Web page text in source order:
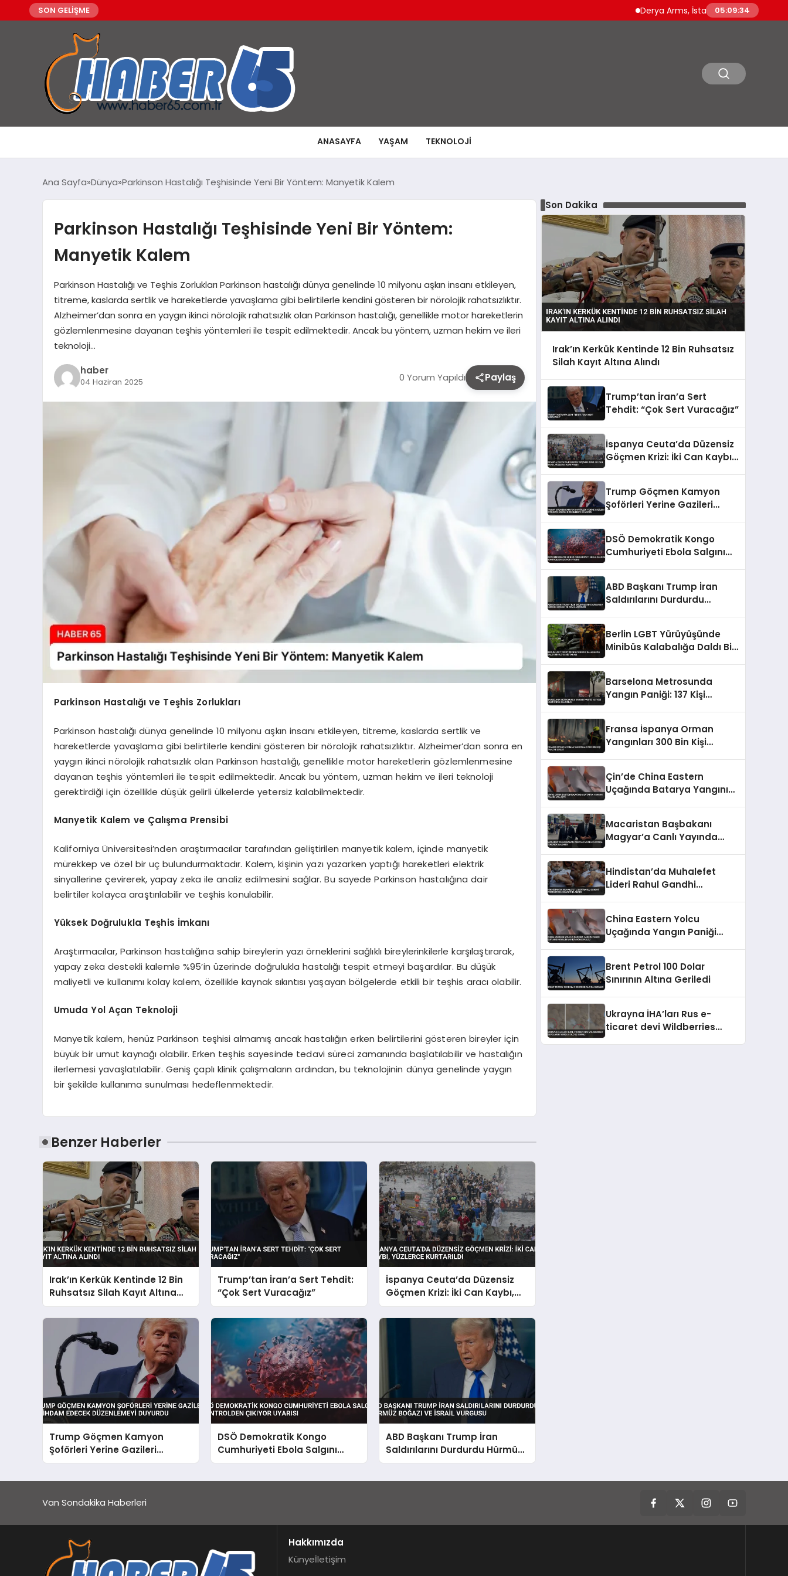
SON GELİŞME Derya Arms, İstanbul Prohunt 2026’da
05:09:35
ANASAYFA YAŞAM TEKNOLOJI
Ana Sayfa Dünya Parkinson Hastalığı Teşhisinde Yeni Bir Yöntem: Manyetik Kalem
Parkinson Hastalığı Teşhisinde Yeni Bir Yöntem:
Manyetik Kalem
Parkinson Hastalığı ve Teşhis Zorlukları Parkinson hastalığı dünya genelinde 10 milyonu aşkın insanı etkileyen,
titreme, kaslarda sertlik ve hareketlerde yavaşlama gibi belirtilerle kendini gösteren bir nörolojik rahatsızlıktır.
Alzheimer’dan sonra en yaygın ikinci nörolojik rahatsızlık olan Parkinson hastalığı, genellikle motor hareketlerin
gözlemlenmesine dayanan teşhis yöntemleri ile tespit edilmektedir. Ancak bu yöntem, uzman hekim ve ileri
teknoloji…
haber
04 Haziran 2025 0 Yorum Yapıldı Paylaş
Parkinson Hastalığı ve Teşhis Zorlukları
Parkinson hastalığı dünya genelinde 10 milyonu aşkın insanı etkileyen, titreme, kaslarda sertlik ve
hareketlerde yavaşlama gibi belirtilerle kendini gösteren bir nörolojik rahatsızlıktır. Alzheimer’dan sonra en
yaygın ikinci nörolojik rahatsızlık olan Parkinson hastalığı, genellikle motor hareketlerin gözlemlenmesine
dayanan teşhis yöntemleri ile tespit edilmektedir. Ancak bu yöntem, uzman hekim ve ileri teknoloji
gerektirdiği için özellikle düşük gelirli ülkelerde yetersiz kalabilmektedir.
Manyetik Kalem ve Çalışma Prensibi
Kaliforniya Üniversitesi’nden araştırmacılar tarafından geliştirilen manyetik kalem, içinde manyetik
mürekkep ve özel bir uç bulundurmaktadır. Kalem, kişinin yazı yazarken yaptığı hareketleri elektrik
sinyallerine çevirerek, yapay zeka ile analiz edilmesini sağlar. Bu sayede Parkinson hastalığına dair
belirtiler kolayca araştırılabilir ve teşhis konulabilir.
Yüksek Doğrulukla Teşhis İmkanı
Araştırmacılar, Parkinson hastalığına sahip bireylerin yazı örneklerini sağlıklı bireylerinkilerle karşılaştırarak,
yapay zeka destekli kalemle %95’in üzerinde doğrulukla hastalığı tespit etmeyi başardılar. Bu düşük
maliyetli ve kullanımı kolay kalem, özellikle kaynak sıkıntısı yaşayan bölgelerde etkili bir teşhis aracı olabilir.
Umuda Yol Açan Teknoloji
Manyetik kalem, henüz Parkinson teşhisi almamış ancak hastalığın erken belirtilerini gösteren bireyler için
büyük bir umut kaynağı olabilir. Erken teşhis sayesinde tedavi süreci zamanında başlatılabilir ve hastalığın
ilerlemesi yavaşlatılabilir. Geniş çaplı klinik çalışmaların ardından, bu teknolojinin dünya genelinde yaygın
bir şekilde kullanıma sunulması hedeflenmektedir.
Benzer Haberler
Irak’ın Kerkük Kentinde 12 Bin
Ruhsatsız Silah Kayıt Altına
Alındı
Trump’tan İran’a Sert Tehdit:
“Çok Sert Vuracağız”
İspanya Ceuta’da Düzensiz
Göçmen Krizi: İki Can Kaybı,
Yüzlerce Kurtarıldı
Trump Göçmen Kamyon
Şoförleri Yerine Gazileri
İstihdam Edecek Düzenlemeyi
DSÖ Demokratik Kongo
Cumhuriyeti Ebola Salgını
Kontrolden Çıkıyor Uyarısı
ABD Başkanı Trump İran
Saldırılarını Durdurdu Hürmüz
Boğazı ve İsrail Vurgusu
Son Dakika
Irak’ın Kerkük Kentinde 12 Bin Ruhsatsız
Silah Kayıt Altına Alındı
Trump’tan İran’a Sert
Tehdit: “Çok Sert Vuracağız”
İspanya Ceuta’da Düzensiz
Göçmen Krizi: İki Can Kaybı,
Trump Göçmen Kamyon
Şoförleri Yerine Gazileri
DSÖ Demokratik Kongo
Cumhuriyeti Ebola Salgını
ABD Başkanı Trump İran
Saldırılarını Durdurdu
Berlin LGBT Yürüyüşünde
Minibüs Kalabalığa Daldı Bir
Barselona Metrosunda
Yangın Paniği: 137 Kişi
Fransa İspanya Orman
Yangınları 300 Bin Kişi
Çin’de China Eastern
Uçağında Batarya Yangını
Macaristan Başbakanı
Magyar’a Canlı Yayında
Hindistan’da Muhalefet
Lideri Rahul Gandhi
China Eastern Yolcu
Uçağında Yangın Paniği
Brent Petrol 100 Dolar
Sınırının Altına Geriledi
Ukrayna İHA’ları Rus e-
ticaret devi Wildberries
Van Sondakika Haberleri
Hakkımızda
Künyeİletişim